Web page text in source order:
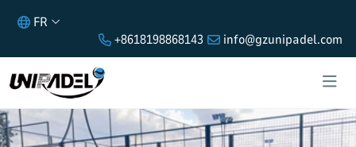
FR
+8618198868143
info@gzunipadel.com